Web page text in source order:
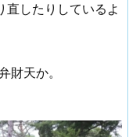
直したりしているよ
財天か。